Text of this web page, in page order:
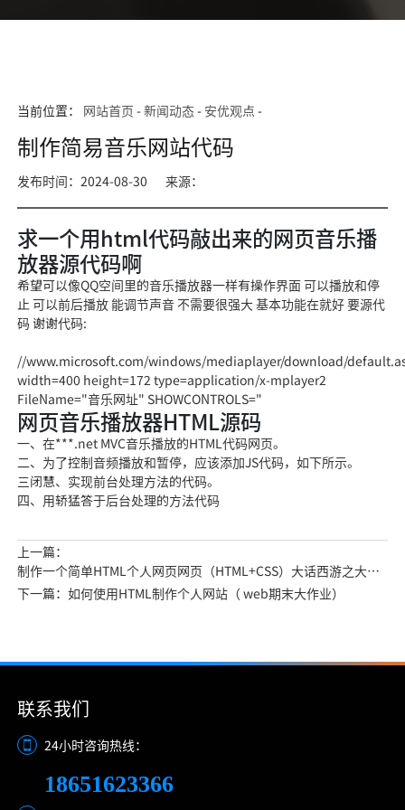
当前位置： 网站首页 -新闻动态- 安优观点 -
制作简易音乐网站代码
发布时间：2024-08-30 来源：
求一个用html代码敲出来的网页音乐播
放器源代码啊
希望可以像QQ空间里的音乐播放器一样有操作界面 可以播放和停
止 可以前后播放 能调节声音 不需要很强大 基本功能在就好 要源代
码 谢谢代码:
//www.microsoft.com/windows/mediaplayer/download/
width=400 height=172 type=application/x-mplayer2
FileName="音乐网址" SHOWCONTROLS="
网页音乐播放器HTML源码
一、在***.net MVC音乐播放的HTML代码网页。
二、 为了控制音频播放和暂停，应该添加JS代码，如下所示。
三闭慧、实现前台处理方法的代码。
四、用轿猛答于后台处理的方法代码
上一篇：
制作一个简单HTML个人网页网页（HTML+CSS）大话西游之大圣
娶亲电影网页设计
下一篇：如何使用HTML制作个人网站（ web期末大作业）
联系我们
24小时咨询热线：
18651623366